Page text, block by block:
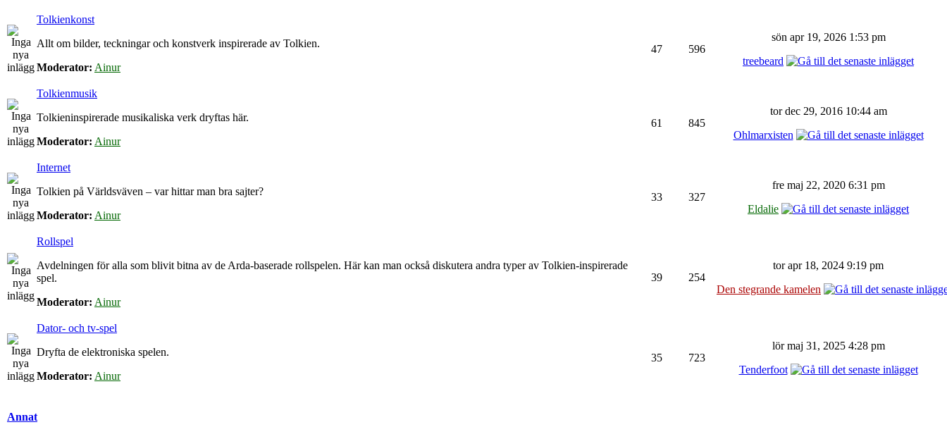
Tolkienkonst
Allt om bilder, teckningar och konstverk inspirerade av Tolkien.
Moderator: Ainur
47 596
sön apr 19, 2026 1:53 pm
treebeard
Tolkienmusik
Tolkieninspirerade musikaliska verk dryftas här.
Moderator: Ainur
61 845
tor dec 29, 2016 10:44 am
Ohlmarxisten
Internet
Tolkien på Världsväven – var hittar man bra sajter?
Moderator: Ainur
33 327
fre maj 22, 2020 6:31 pm
Eldalie
Rollspel
Avdelningen för alla som blivit bitna av de Arda-baserade rollspelen. Här kan man också diskutera andra typer av Tolkien-inspirerade
spel.
Moderator: Ainur
39 254
tor apr 18, 2024 9:19 pm
Den stegrande kamelen
Dator- och tv-spel
Dryfta de elektroniska spelen.
Moderator: Ainur
35 723
lör maj 31, 2025 4:28 pm
Tenderfoot
Annat